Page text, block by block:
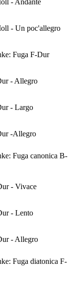
- Un poc'allegro
Fuga F-Dur
- Allegro
- Largo
-Allegro
Fuga canonica B-
- Vivace
- Lento
- Allegro
Fuga diatonica F-